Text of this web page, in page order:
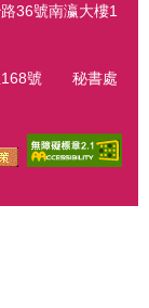
36號南瀛大樓1
168號 秘書處